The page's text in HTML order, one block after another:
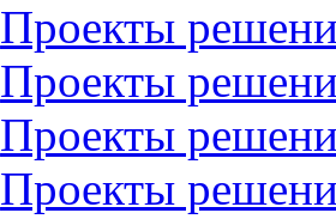
Проекты
Проекты
Проекты
Проекты